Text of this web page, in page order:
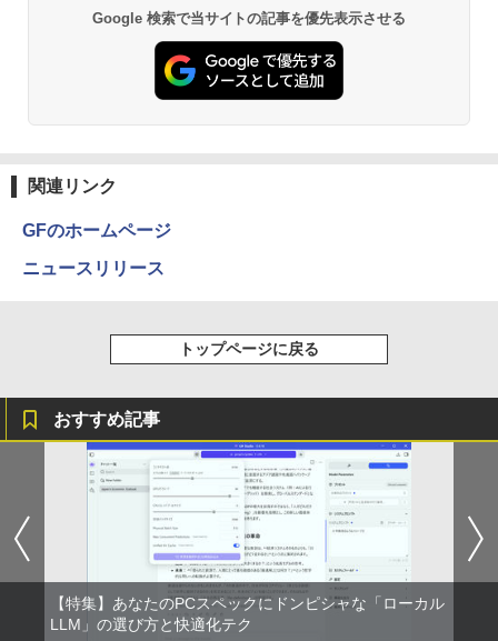
￥12,980
Google 検索で当サイトの記事を優先表示させる
関連リンク
GFのホームページ
ニュースリリース
トップページに戻る
おすすめ記事
【特集】あなたのPCスペックにドンピシャな「ローカル
LLM」の選び方と快適化テク